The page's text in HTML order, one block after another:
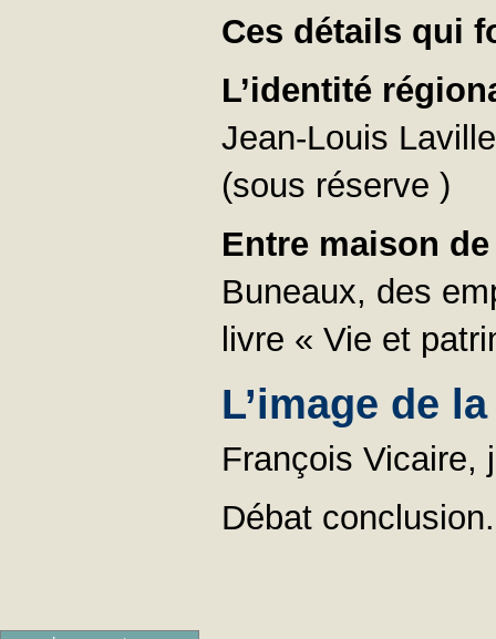
Ces détails qui
L’identité
Jean-Louis
(sous réserve )
Entre maison
Buneaux, des
livre « Vie et
L’image de
François Vicaire,
Débat conclusion.